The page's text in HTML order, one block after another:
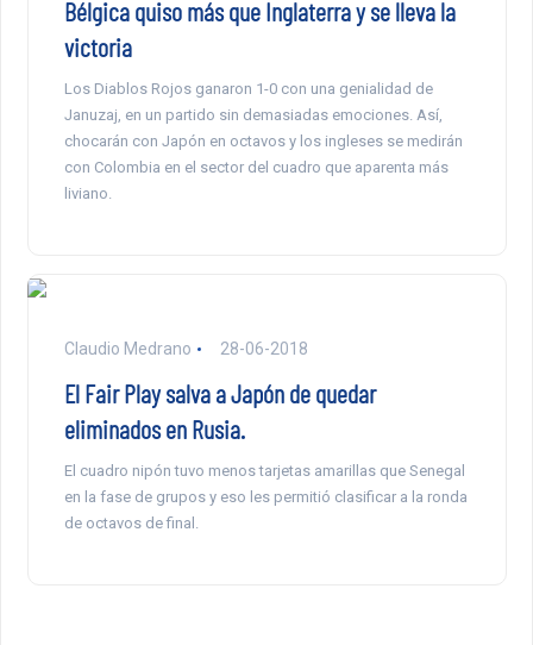
Bélgica quiso más que Inglaterra y se lleva la
victoria
Los Diablos Rojos ganaron 1-0 con una genialidad de
Januzaj, en un partido sin demasiadas emociones. Así,
chocarán con Japón en octavos y los ingleses se medirán
con Colombia en el sector del cuadro que aparenta más
liviano.
Claudio Medrano 28-06-2018
El Fair Play salva a Japón de quedar
eliminados en Rusia.
El cuadro nipón tuvo menos tarjetas amarillas que Senegal
en la fase de grupos y eso les permitió clasificar a la ronda
de octavos de final.